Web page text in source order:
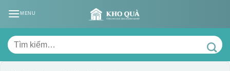
MENU
Tìm
kiếm: